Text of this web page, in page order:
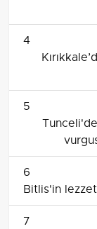
4
5
6
Bitlis'in lezzet
7